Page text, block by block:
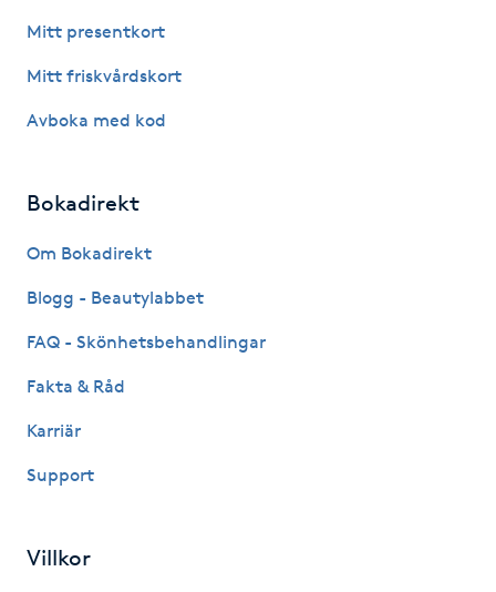
Laserbehandling
Liktornar
LPG-behandling
LPG-massage
Mitt presentkort
Mitt friskvårdskort
Avboka med kod
Bokadirekt
Om Bokadirekt
Blogg - Beautylabbet
FAQ - Skönhetsbehandlingar
Fakta & Råd
Karriär
Support
Villkor